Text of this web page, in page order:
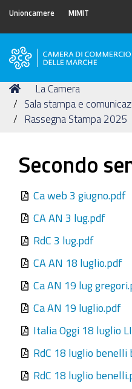
Unioncamere MIMIT
Camera
Commercio
delle
Marche
Tu
sei
qui:
Home
La Camera
Sala stampa e
Rassegna Stampa 2025
Secondo
Ca web 3 giugno.pdf
CA AN 3 lug.pdf
RdC 3 lug.pdf
CA AN 18 luglio.pdf
Ca AN 19 lug
Ca AN 19 luglio.pdf
Italia Oggi 18 luglio
RdC 18 luglio benelli
RdC 18 luglio